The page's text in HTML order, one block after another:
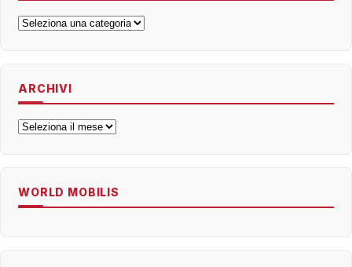
Categorie
ARCHIVI
Archivi
WORLD MOBILIS